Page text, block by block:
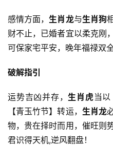
感情方面，生肖龙与生肖狗
财不止，已婚者宜以柔克刚
可保家宅平安，晚年福禄双
破解指引
运势吉凶并存，生肖虎当以
【青玉竹节】转运， 生肖龙
物，贵在择时而用，催旺则
君识得天机,逆风翻盘！